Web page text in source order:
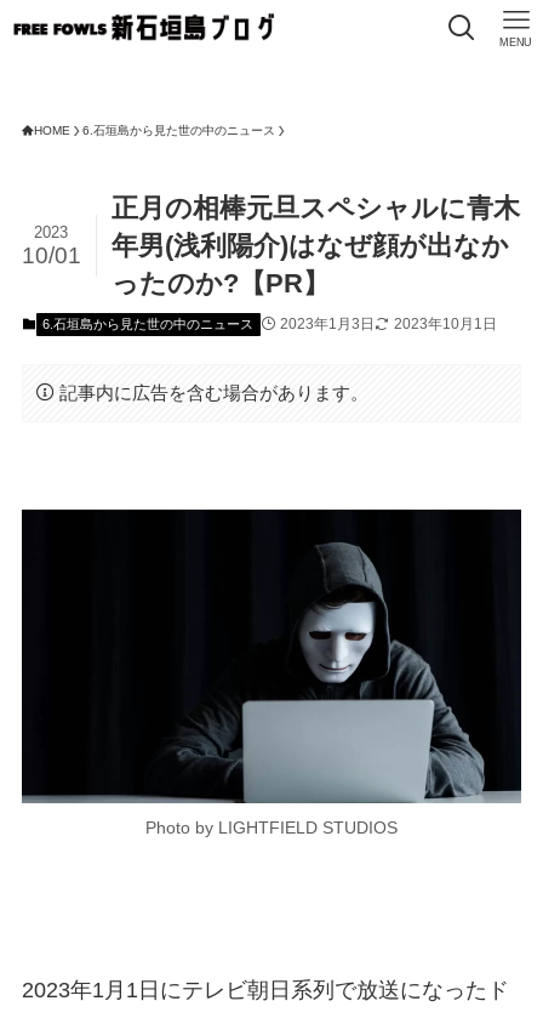
MENU
HOME 6.石垣島から見た世の中のニュース
正月の相棒元旦スペシャルに青木
年男(浅利陽介)はなぜ顔が出なか
ったのか?【PR】
2023
10/01
6.石垣島から見た世の中のニュース 2023年1月3日 2023年10月1日
記事内に広告を含む場合があります。
Photo by LIGHTFIELD STUDIOS
2023年1月1日にテレビ朝日系列で放送になったド